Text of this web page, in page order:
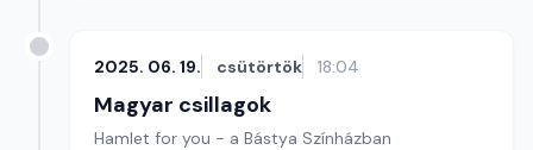
2025. 06. 19. csütörtök 18:04
Magyar csillagok
Hamlet for you - a Bástya Színházban